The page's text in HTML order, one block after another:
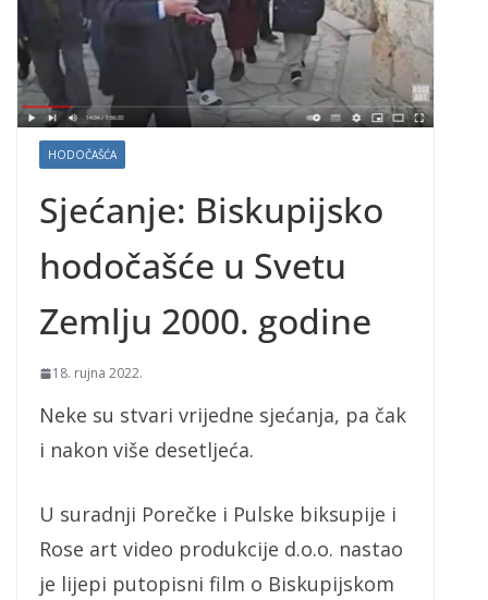
HODOČAŠĆA
Sjećanje: Biskupijsko
hodočašće u Svetu
Zemlju 2000. godine
18. rujna 2022.
Neke su stvari vrijedne sjećanja, pa čak
i nakon više desetljeća.
U suradnji Porečke i Pulske biksupije i
Rose art video produkcije d.o.o. nastao
je lijepi putopisni film o Biskupijskom